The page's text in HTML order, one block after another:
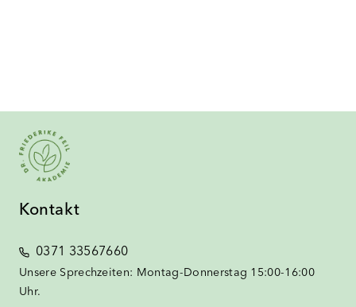
Kontakt
0371 33567660
Unsere Sprechzeiten: Montag-Donnerstag 15:00-16:00
Uhr.